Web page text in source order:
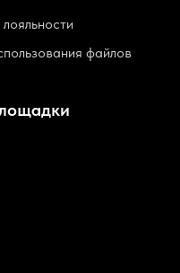
файлов